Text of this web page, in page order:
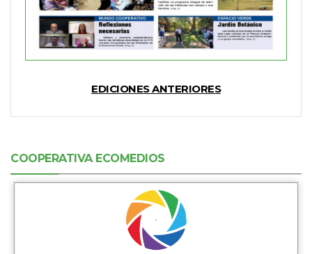
EDICIONES ANTERIORES
COOPERATIVA ECOMEDIOS